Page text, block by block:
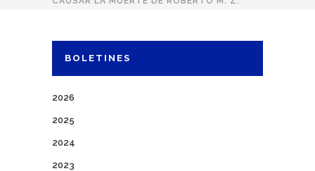
BOLETINES
2026
2025
2024
2023